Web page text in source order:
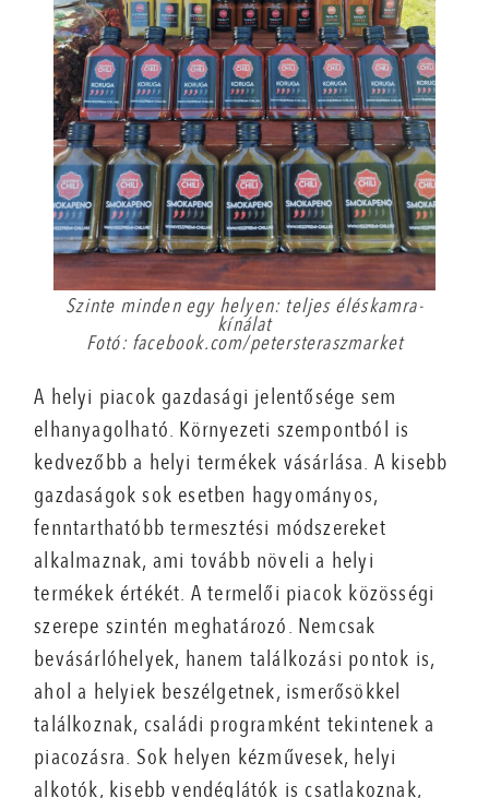
Szinte minden egy helyen: teljes éléskamra-
kínálat
Fotó: facebook.com/petersteraszmarket
A helyi piacok gazdasági jelentősége sem
elhanyagolható. Környezeti szempontból is
kedvezőbb a helyi termékek vásárlása. A kisebb
gazdaságok sok esetben hagyományos,
fenntarthatóbb termesztési módszereket
alkalmaznak, ami tovább növeli a helyi
termékek értékét. A termelői piacok közösségi
szerepe szintén meghatározó. Nemcsak
bevásárlóhelyek, hanem találkozási pontok is,
ahol a helyiek beszélgetnek, ismerősökkel
találkoznak, családi programként tekintenek a
piacozásra. Sok helyen kézművesek, helyi
alkotók, kisebb vendéglátók is csatlakoznak,